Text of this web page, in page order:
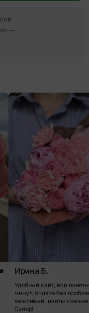
—
Ирина Б.
Удобный сайт, все
минут, оплата без
вежливый, цветы
Супер!